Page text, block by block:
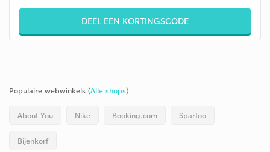
DEEL EEN KORTINGSCODE
Populaire webwinkels (Alle shops)
About You Nike Booking.com Spartoo
Bijenkorf